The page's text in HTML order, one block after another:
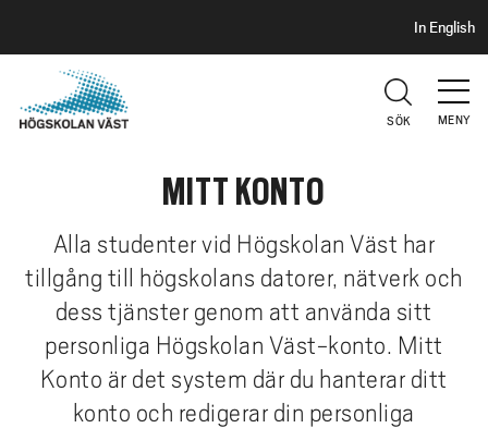
D
H
U
V
In English
MENY
SÖK
MITT KONTO
Alla studenter vid Högskolan Väst har
tillgång till högskolans datorer, nätverk och
dess tjänster genom att använda sitt
personliga Högskolan Väst-konto. Mitt
Konto är det system där du hanterar ditt
konto och redigerar din personliga